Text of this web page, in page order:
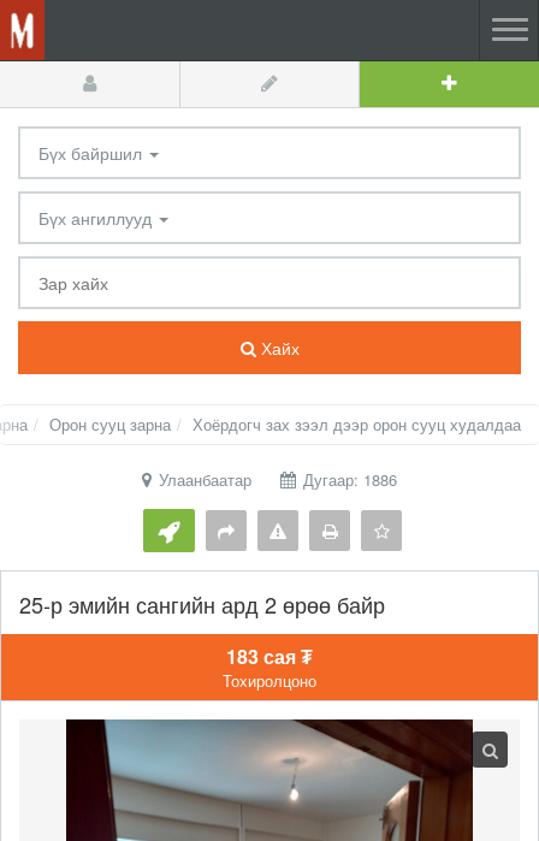
Бүх байршил
Бүх ангиллууд
Хайх
Орон сууц зарна Хоёрдогч зах зээл дээр орон сууц худалдаа
Улаанбаатар Дугаар: 1886
25-р эмийн сангийн ард 2 өрөө байр
183 сая ₮
Тохиролцоно